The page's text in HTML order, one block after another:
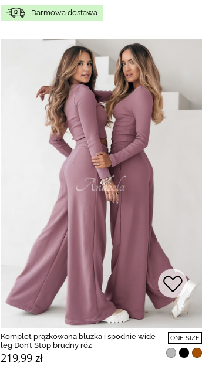
Darmowa dostawa
Komplet prążkowana bluzka i spodnie wide
leg Don’t Stop brudny róż
219,99 zł
ONE SIZE